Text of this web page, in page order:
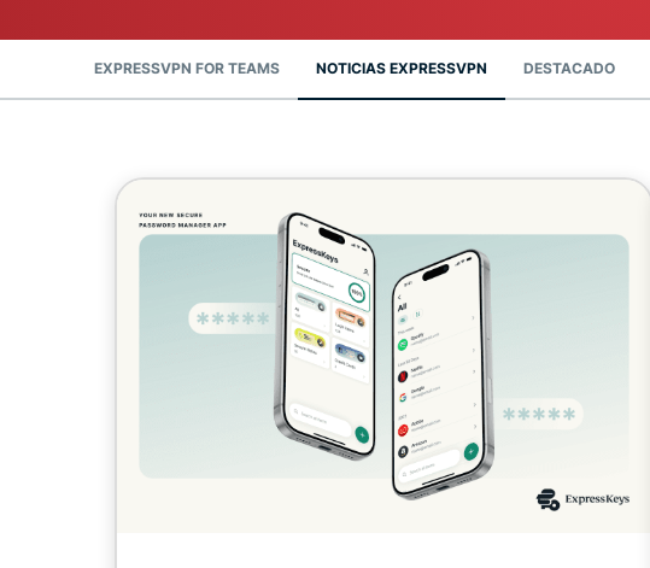
EXPRESSVPN FOR TEAMS NOTICIAS EXPRESSVPN DESTACADO